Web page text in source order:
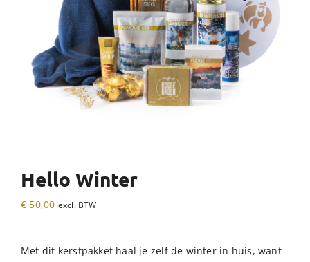
Hello Winter
€ 50,00 excl. BTW
Met dit kerstpakket haal je zelf de winter in huis, want